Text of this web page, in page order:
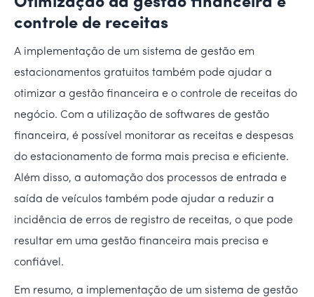
controle de receitas
A implementação de um sistema de gestão em
estacionamentos gratuitos também pode ajudar a
otimizar a gestão financeira e o controle de receitas do
negócio. Com a utilização de softwares de gestão
financeira, é possível monitorar as receitas e despesas
do estacionamento de forma mais precisa e eficiente.
Além disso, a automação dos processos de entrada e
saída de veículos também pode ajudar a reduzir a
incidência de erros de registro de receitas, o que pode
resultar em uma gestão financeira mais precisa e
confiável.
Em resumo, a implementação de um sistema de gestão